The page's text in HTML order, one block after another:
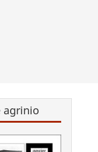
agrinio